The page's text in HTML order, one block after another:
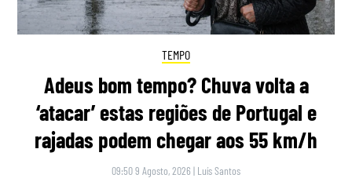
TEMPO
Adeus bom tempo? Chuva volta a
‘atacar’ estas regiões de Portugal e
rajadas podem chegar aos 55 km/h
09:50 9 Agosto, 2026 | Luís Santos